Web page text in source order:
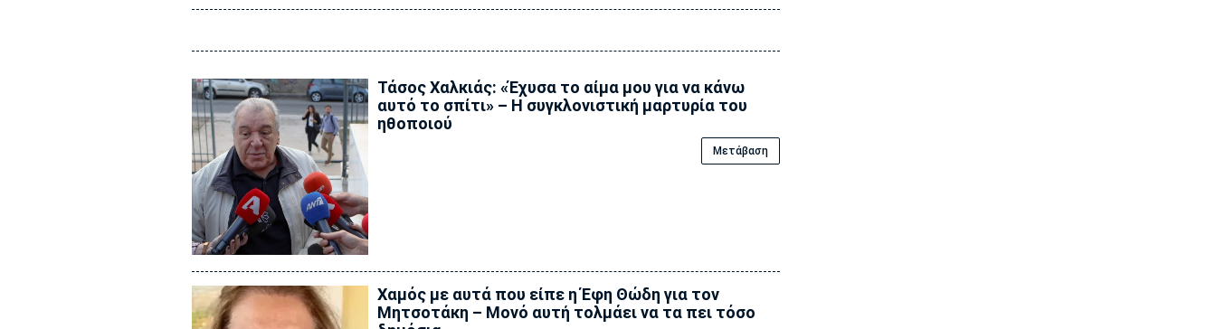
Τάσος Χαλκιάς: «Έχυσα το αίμα μου για να κάνω
αυτό το σπίτι» – Η συγκλονιστική μαρτυρία του
ηθοποιού
Μετάβαση
Χαμός με αυτά που είπε η Έφη Θώδη για τον
Μητσοτάκη – Μονό αυτή τολμάει να τα πει τόσο